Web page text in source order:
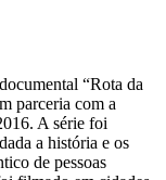
“Rota da
parceria com a
A série foi
a história e os
de pessoas